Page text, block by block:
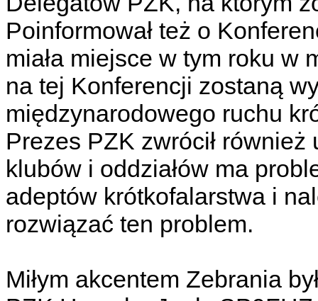
Poinformował też o
miała miejsce w tym roku w
na tej Konferencji zostaną
międzynarodowego ruchu
Prezes PZK zwrócił
klubów i oddziałów ma
adeptów krótkofalarstwa i
rozwiązać ten problem.
Miłym akcentem Zebrania